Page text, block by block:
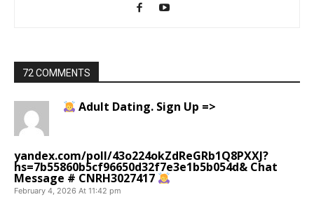
72 COMMENTS
Adult Dating. Sign Up =>
yandex.com/poll/43o224okZdReGRb1Q8PXXJ?
hs=7b55860b5cf96650d32f7e3e1b5b054d& Chat
Message # CNRH3027417
February 4, 2026 At 11:42 pm